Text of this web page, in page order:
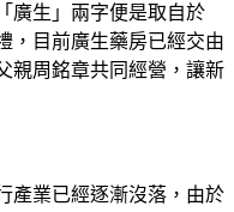
廣生」兩字便是取自於
，目前廣生藥房已經交由
親周銘章共同經營，讓新
產業已經逐漸沒落，由於